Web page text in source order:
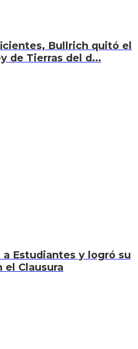
Bullrich quitó el
de Tierras del d...
a Estudiantes y logró su
Clausura